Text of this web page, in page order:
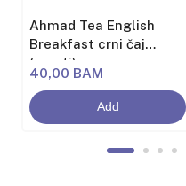
Ahmad Tea English
Breakfast crni čaj
(rasuti)
40,00 BAM
Add